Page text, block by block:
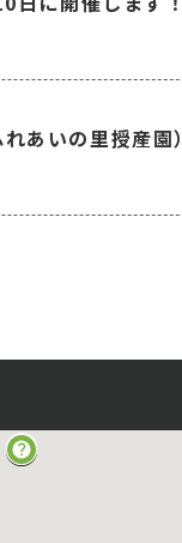
あいの里授産園）